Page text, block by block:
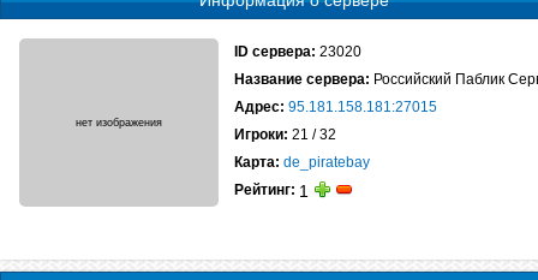
ID сервера: 23020
Название сервера: Российский Паблик
Адрес: 95.181.158.181:27015
Игроки: 21 / 32
Карта: de_piratebay
Рейтинг: 1